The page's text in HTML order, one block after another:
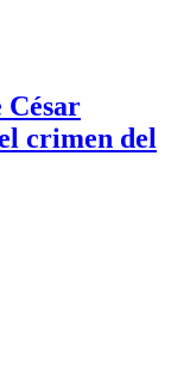
César
crimen del